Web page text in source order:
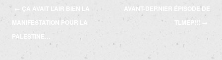
Navigation
des
articles
← ÇA AVAIT L’AIR BIEN LA
MANIFESTATION POUR LA
PALESTINE…
AVANT-DERNIER ÉPISODE DE
TLMEP!!!
→